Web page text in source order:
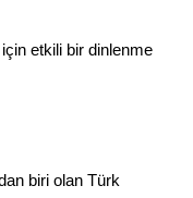
etkili bir dinlenme
biri olan Türk